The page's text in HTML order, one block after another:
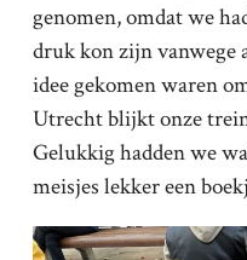
genomen, omdat we
druk kon zijn vanwege
idee gekomen waren
Utrecht blijkt onze
Gelukkig hadden we
meisjes lekker een